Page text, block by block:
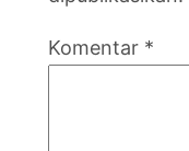
Komentar *